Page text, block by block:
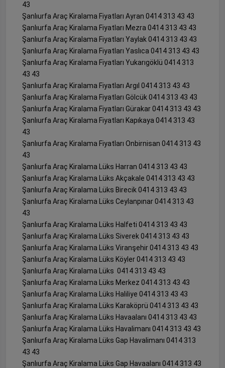
43
Şanlıurfa Araç Kiralama Fiyatları Ayran 0414 313 43 43
Şanlıurfa Araç Kiralama Fiyatları Mezra 0414 313 43 43
Şanlıurfa Araç Kiralama Fiyatları Yaylak 0414 313 43 43
Şanlıurfa Araç Kiralama Fiyatları Yaslıca 0414 313 43 43
Şanlıurfa Araç Kiralama Fiyatları Yukarıgöklü 0414 313
43 43
Şanlıurfa Araç Kiralama Fiyatları Argıl 0414 313 43 43
Şanlıurfa Araç Kiralama Fiyatları Gölcük 0414 313 43 43
Şanlıurfa Araç Kiralama Fiyatları Gürakar 0414 313 43 43
Şanlıurfa Araç Kiralama Fiyatları Kapıkaya 0414 313 43
43
Şanlıurfa Araç Kiralama Fiyatları Onbirnisan 0414 313 43
43
Şanlıurfa Araç Kiralama Lüks Harran 0414 313 43 43
Şanlıurfa Araç Kiralama Lüks Akçakale 0414 313 43 43
Şanlıurfa Araç Kiralama Lüks Birecik 0414 313 43 43
Şanlıurfa Araç Kiralama Lüks Ceylanpınar 0414 313 43
43
Şanlıurfa Araç Kiralama Lüks Halfeti 0414 313 43 43
Şanlıurfa Araç Kiralama Lüks Siverek 0414 313 43 43
Şanlıurfa Araç Kiralama Lüks Viranşehir 0414 313 43 43
Şanlıurfa Araç Kiralama Lüks Köyler 0414 313 43 43
Şanlıurfa Araç Kiralama Lüks 0414 313 43 43
Şanlıurfa Araç Kiralama Lüks Merkez 0414 313 43 43
Şanlıurfa Araç Kiralama Lüks Haliliye 0414 313 43 43
Şanlıurfa Araç Kiralama Lüks Karaköprü 0414 313 43 43
Şanlıurfa Araç Kiralama Lüks Havaalanı 0414 313 43 43
Şanlıurfa Araç Kiralama Lüks Havalimanı 0414 313 43 43
Şanlıurfa Araç Kiralama Lüks Gap Havalimanı 0414 313
43 43
Şanlıurfa Araç Kiralama Lüks Gap Havaalanı 0414 313 43